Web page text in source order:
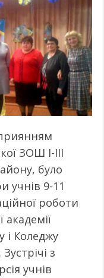
ЗОШ І-ІІІ
було
учнів 9-11
роботи
академії
і Коледжу
з
учнів